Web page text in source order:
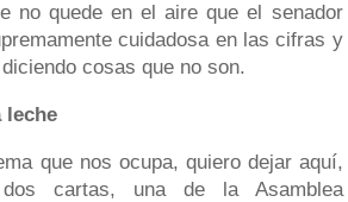
no quede en el aire que el senador
cuidadosa en las cifras y
cosas que no son.
leche
que nos ocupa, quiero dejar aquí,
dos cartas, una de la Asamblea